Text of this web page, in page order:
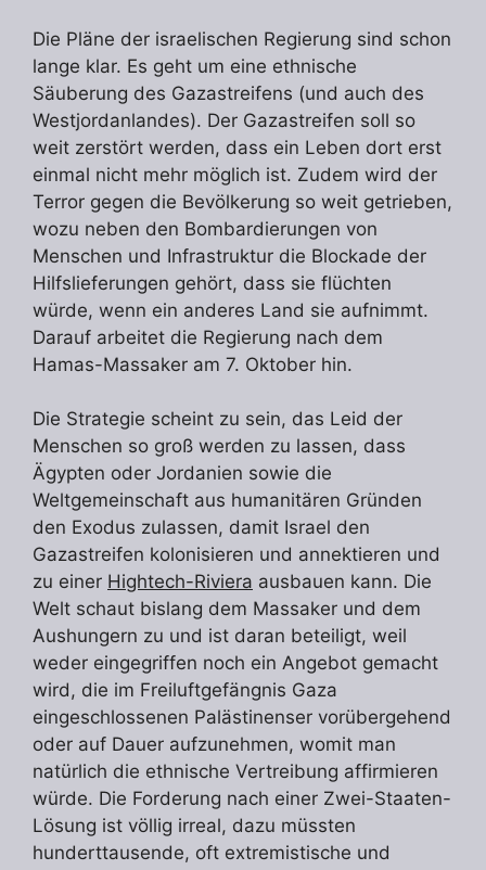
Die Pläne der israelischen Regierung sind schon
lange klar. Es geht um eine ethnische
Säuberung des Gazastreifens (und auch des
Westjordanlandes). Der Gazastreifen soll so
weit zerstört werden, dass ein Leben dort erst
einmal nicht mehr möglich ist. Zudem wird der
Terror gegen die Bevölkerung so weit getrieben,
wozu neben den Bombardierungen von
Menschen und Infrastruktur die Blockade der
Hilfslieferungen gehört, dass sie flüchten
würde, wenn ein anderes Land sie aufnimmt.
Darauf arbeitet die Regierung nach dem
Hamas-Massaker am 7. Oktober hin.
Die Strategie scheint zu sein, das Leid der
Menschen so groß werden zu lassen, dass
Ägypten oder Jordanien sowie die
Weltgemeinschaft aus humanitären Gründen
den Exodus zulassen, damit Israel den
Gazastreifen kolonisieren und annektieren und
zu einer Hightech-Riviera ausbauen kann. Die
Welt schaut bislang dem Massaker und dem
Aushungern zu und ist daran beteiligt, weil
weder eingegriffen noch ein Angebot gemacht
wird, die im Freiluftgefängnis Gaza
eingeschlossenen Palästinenser vorübergehend
oder auf Dauer aufzunehmen, womit man
natürlich die ethnische Vertreibung affirmieren
würde. Die Forderung nach einer Zwei-Staaten-
Lösung ist völlig irreal, dazu müssten
hunderttausende, oft extremistische und